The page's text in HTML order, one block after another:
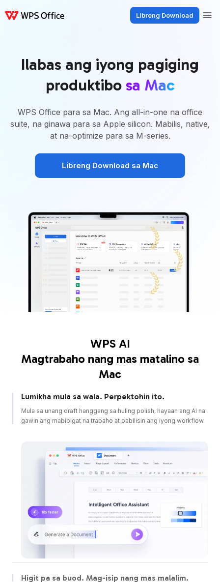
Libreng Download
Ilabas ang iyong pagiging
produktibo sa Mac
WPS Office para sa Mac. Ang all-in-one na office
suite, na ginawa para sa Apple silicon. Mabilis, native,
at na-optimize para sa M-series.
Libreng Download sa Mac
App ng Taon
Pagkilala ng Apple
Pinakamahusay na Bagong Apps
TAMPOK SA APP STORE
Editoryal na Pagkilala
WPS AI
Magtrabaho nang mas matalino sa
Mac
Lumikha mula sa wala. Perpektohin ito.
Mula sa unang draft hanggang sa huling polish, hayaan ang AI na
gawin ang mabibigat na trabaho at pabilisin ang iyong workflow.
Higit pa sa buod. Mag-isip nang mas malalim.